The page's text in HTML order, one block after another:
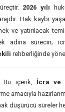
2026 yılı
Hak kaybı
ve yatırılacak
adına sürecin;
rehberliğinde
Bu içerik, İcra ve
amacıyla
düşürücü süreler